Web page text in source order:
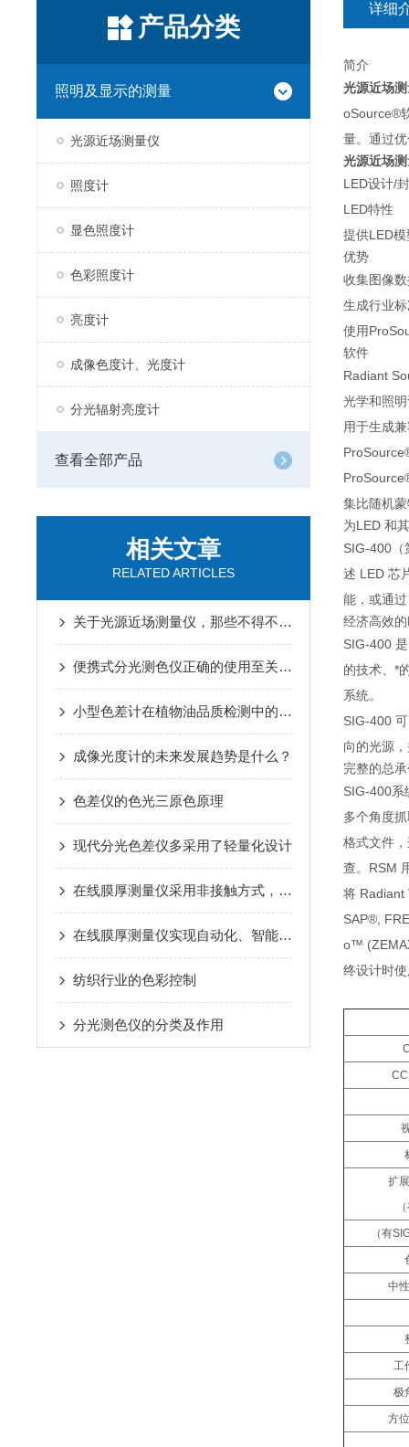
产品分类
照明及显示的测量
光源近场测量仪
照度计
显色照度计
色彩照度计
亮度计
成像色度计、光度计
分光辐射亮度计
查看全部产品
相关文章
RELATED ARTICLES
关于光源近场测量仪，那些不得不说的事
便携式分光测色仪正确的使用至关重要
小型色差计在植物油品质检测中的应用
成像光度计的未来发展趋势是什么？
色差仪的色光三原色原理
现代分光色差仪多采用了轻量化设计
在线膜厚测量仪采用非接触方式，快速且高效的测量
在线膜厚测量仪实现自动化、智能化测量
纺织行业的色彩控制
分光测色仪的分类及作用
详细
简介
光源近场
oSource®
量。通过
光源近场
LED设计/
LED特性
提供LED模
优势
收集图像
生成行业
使用
软件
Radiant
光学和照
用于生成
集比随机
为LED 和
SIG-400（
述 LED 芯
能，或通
经济高效
SIG-400
的技术、*
系统。
SIG-400
向的光源
完整的总
SIG-400系
多个角度
格式文件
查。RSM
将 Radiant
SAP®,
o™
终设计时
扩
（有
（有
中
工
极
方